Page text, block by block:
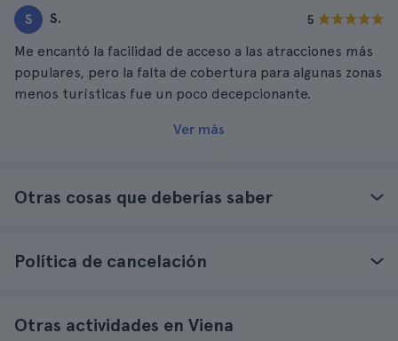
S S. 5
Me encantó la facilidad de acceso a las atracciones más
populares, pero la falta de cobertura para algunas zonas
menos turísticas fue un poco decepcionante.
Ver más
Otras cosas que deberías saber
Política de cancelación
Otras actividades en Viena